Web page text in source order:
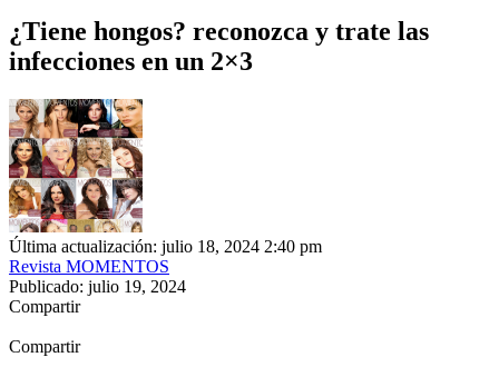
¿Tiene hongos? reconozca y trate las
infecciones en un 2×3
Última actualización: julio 18, 2024 2:40 pm
Revista MOMENTOS
Publicado: julio 19, 2024
Compartir
Compartir